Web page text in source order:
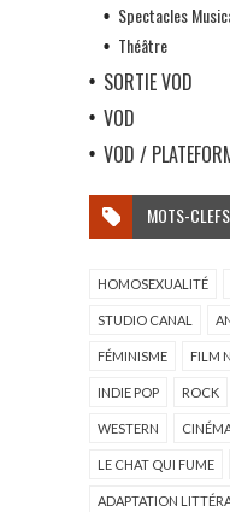
Spectacles
Théâtre
SORTIE VOD
VOD
VOD /
MOTS-CLEFS
HOMOSEXUALITÉ
STUDIO CANAL
FÉMINISME FILM
INDIE POP ROCK
WESTERN
LE CHAT QUI FUME
ADAPTATION